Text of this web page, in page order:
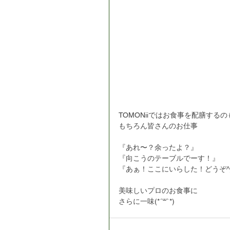
TOMONiiではお食事を配膳するの
もちろん皆さんのお仕事
『あれ〜？余ったよ？』
『向こうのテーブルでーす！』
『あぁ！ここにいらした！どうぞ
美味しいプロのお食事に
さらに一味(*´꒳`*)